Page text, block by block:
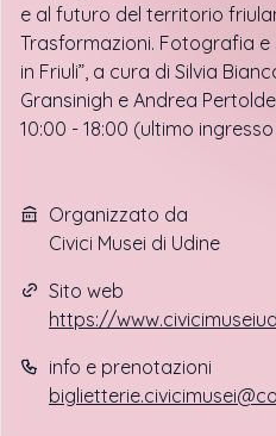
e al futuro del territorio
Trasformazioni. Fotografia e
in Friuli”, a cura di Silvia
Gransinigh e Andrea
10:00 - 18:00 (ultimo ingresso
Organizzato da
Civici Musei di Udine
Sito web
https://
info e prenotazioni